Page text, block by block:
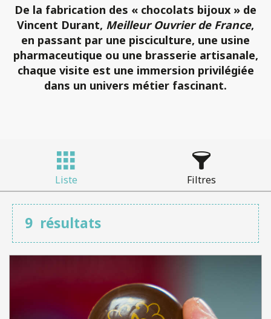
De la fabrication des « chocolats bijoux » de
Vincent Durant, Meilleur Ouvrier de France,
en passant par une pisciculture, une usine
pharmaceutique ou une brasserie artisanale,
chaque visite est une immersion privilégiée
dans un univers métier fascinant.
Liste Filtres
9 résultats